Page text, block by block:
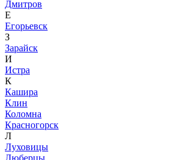
Дмитров
Е
Егорьевск
З
Зарайск
И
Истра
К
Кашира
Клин
Коломна
Красногорск
Л
Луховицы
Люберцы